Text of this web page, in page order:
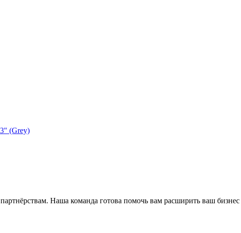
(Grey)
Наша команда готова помочь вам расширить ваш